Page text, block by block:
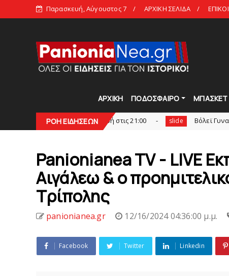
Παρασκευή, Αύγουστος 7 ΑΡΧΙΚΗ ΣΕΛΙΔΑ
ΑΡΧΙΚΗ ΠΟΔΟΣΦΑΙΡΟ ΜΠΑΣΚΕΤ
ΡΟΗ ΕΙΔΗΣΕΩΝ
LIVE: Παρασκευή στις 21:00 slide Bόλεϊ Γυναικών:
Panionianea TV - LIVE
Αιγάλεω & ο
Τρίπολης
panionianea.gr 12/16/2024 04:36:00 μ.μ.
Facebook Twitter Linkedin